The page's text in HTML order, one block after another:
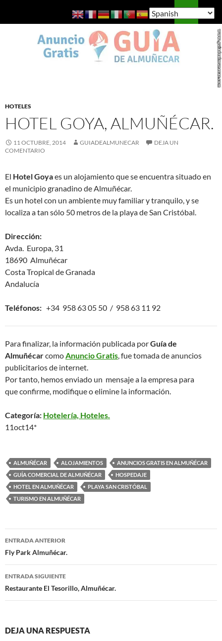
Guía de Almuñécar
MENÚ
HOTELES
HOTEL GOYA, ALMUÑÉCAR.
11 OCTUBRE, 2014 GUIADEALMUNECAR
DEJA UN
COMENTARIO
El Hotel Goyaes un alojamiento que se encuentra situado en
el municipio granadino de Almuñécar.
Es un hotel con un ambiente muy familiar y tranquilo, y se
localiza atan sólo 50 metros de la playa de San Cristóbal.
Dirección:
Avda. Europa, 31
18690 Almuñécar
Costa Tropical de Granada
Andalucía
Teléfonos: +34 958 63 05 50 / 958 63 11 92
Para finalizar, la información publicada porGuía de
Almuñécarcomo Anuncio Gratis , fue tomada de anuncios
publicitarios de internet.
Por tanto, hemos enviado un mensaje a la empresa para
que confirme, modifique o elimine la información.
Categoría: Hotelería, Hoteles.
11oct14*
ALMUÑÉCAR ALOJAMIENTOS
ANUNCIOS GRATIS EN ALMUÑÉCAR
GUÍA COMERCIAL DE ALMUÑÉCAR
HOSPEDAJE
HOTEL EN ALMUÑÉCAR
PLAYA SAN CRISTÓBAL
TURISMO EN ALMUÑÉCAR
Navegación
de
entradas
ENTRADA ANTERIOR
Fly Park Almuñécar.
ENTRADA SIGUIENTE
Restaurante El Tesorillo, Almuñécar.
DEJA UNA RESPUESTA